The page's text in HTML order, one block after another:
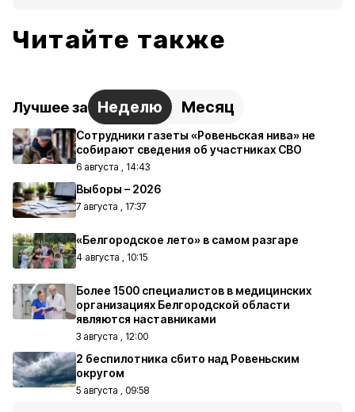
Читайте также
Лучшее за Неделю Месяц
Сотрудники газеты «Ровеньская нива» не
собирают сведения об участниках СВО
6 августа , 14:43
Выборы – 2026
7 августа , 17:37
«Белгородское лето» в самом разгаре
4 августа , 10:15
Более 1500 специалистов в медицинских
организациях Белгородской области
являются наставниками
3 августа , 12:00
2 беспилотника сбито над Ровеньским
округом
5 августа , 09:58